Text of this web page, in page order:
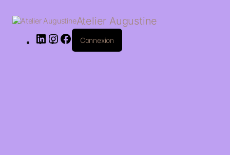
Atelier Augustine
Connexion